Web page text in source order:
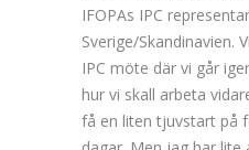
IFOPAs IPC
Sverige/Skandinavien.
IPC möte där vi går
hur vi skall arbeta
få en liten tjuvstart på